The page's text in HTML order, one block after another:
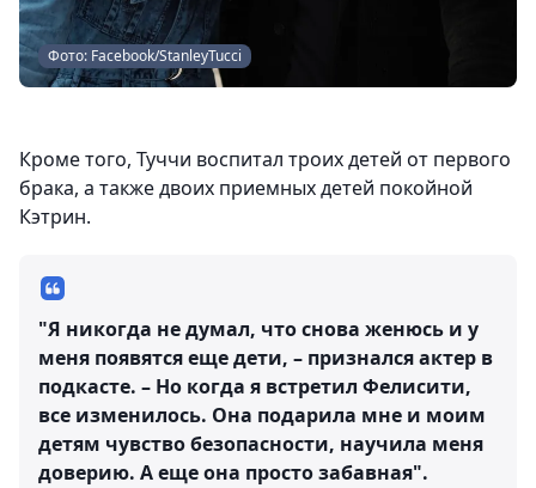
Фото: Facebook/StanleyTucci
Кроме того, Туччи воспитал троих детей от первого
брака, а также двоих приемных детей покойной
Кэтрин.
"Я никогда не думал, что снова женюсь и у
меня появятся еще дети, – признался актер в
подкасте. – Но когда я встретил Фелисити,
все изменилось. Она подарила мне и моим
детям чувство безопасности, научила меня
доверию. А еще она просто забавная".